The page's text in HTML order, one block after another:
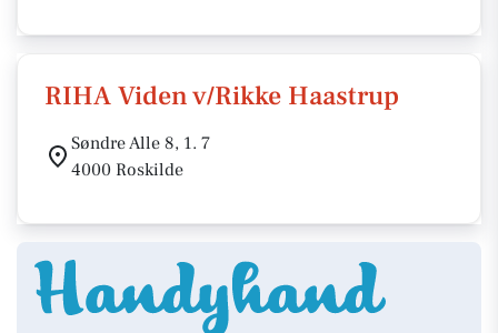
RIHA Viden v/Rikke Haastrup
Søndre Alle 8, 1. 7
4000 Roskilde